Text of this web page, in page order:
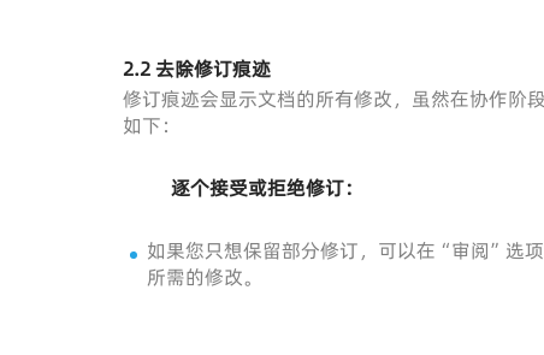
2.2 去除修订痕迹
修订痕迹会显示文档的所有修改，虽然在协作阶
如下：
逐个接受或拒绝修订：
如果您只想保留部分修订，可以在“审阅”选
所需的修改。